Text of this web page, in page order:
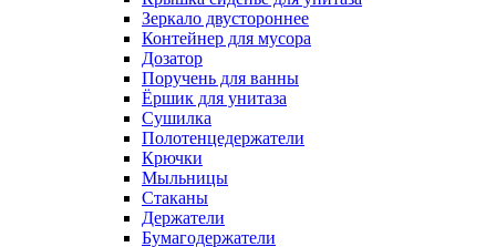
Зеркало двустороннее
Контейнер для мусора
Дозатор
Поручень для ванны
Ёршик для унитаза
Сушилка
Полотенцедержатели
Крючки
Мыльницы
Стаканы
Держатели
Бумагодержатели